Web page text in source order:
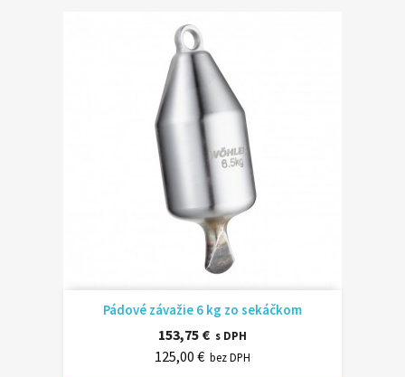
Pádové závažie 6 kg zo sekáčkom
153,75 € s DPH
125,00 € bez DPH